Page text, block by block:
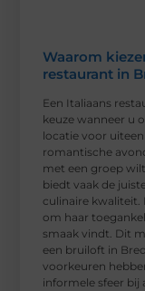
Waarom
restaurant in
Een Italiaans
keuze wanneer u
locatie voor
romantische
met een groep
biedt vaak de
culinaire kwaliteit.
om haar
smaak vindt. Dit
een bruiloft in
voorkeuren
informele sfeer bij